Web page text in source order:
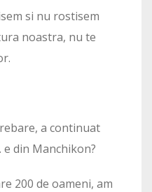
si nu rostisem
noastra, nu te
a continuat
din Manchikon?
200 de oameni, am